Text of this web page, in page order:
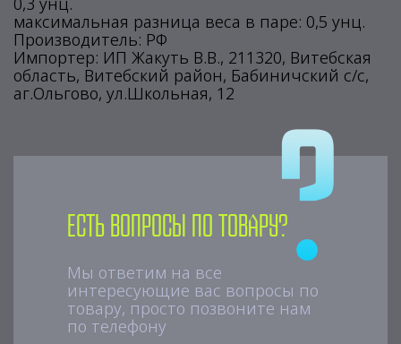
максимальная разница веса в паре: 0,5 унц.
Производитель: РФ
Импортер: ИП Жакуть В.В., 211320, Витебская
область, Витебский район, Бабиничский с/с,
аг.Ольгово, ул.Школьная, 12
Есть вопросы по товару?
Мы ответим на все
интересующие вас вопросы по
товару, просто позвоните нам
по телефону